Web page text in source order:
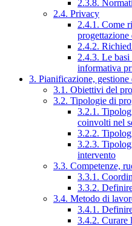
2.3.8.
2.4. Privacy
2.4.1. Come
2.4.2.
2.4.3. Le
informativa
3. Pianificazione, gestione
3.1. Obiettivi del
3.2. Tipologie di
3.2.1.
coinvolti nel
3.2.2.
3.2.3.
intervento
3.3. Competenze,
3.3.1.
3.3.2.
3.4. Metodo di
3.4.1.
3.4.2. Curare